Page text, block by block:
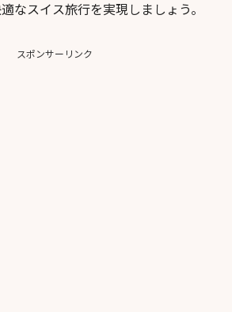
なスイス旅行を実現しましょう。
スポンサーリンク